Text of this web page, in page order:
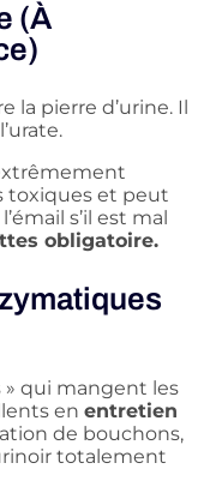
(À
la pierre d’urine. Il
toxiques et peut
s’il est mal
obligatoire.
» qui mangent les
en entretien
de bouchons,
totalement